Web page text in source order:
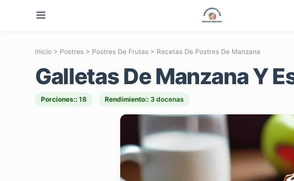
Inicio > Postres > Postres De Frutas > Recetas De Postres De Manzana
Galletas De Manzana Y
Porciones:: 18 Rendimiento:: 3 docenas